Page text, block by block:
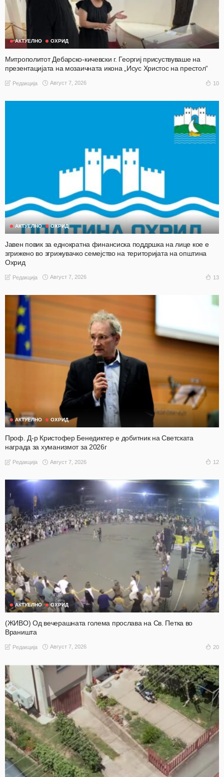
АКТУЕЛНО ОХРИД
Митрополитот Дебарско-кичевски г. Георгиј присуствуваше на
презентацијата на мозаичната икона „Исус Христос на престол“
Редакција Август 7, 2026 10
АКТУЕЛНО ОХРИД
Јавен повик за еднократна финансиска поддршка на лице кое е
згрижено во згрижувачко семејство на територијата на општина
Охрид
Редакција Август 7, 2026 13
АКТУЕЛНО ОХРИД
Проф. Д-р Кристофер Бенедиктер е добитник на Светската
награда за хуманизмот за 2026г
Редакција Август 7, 2026 12
АКТУЕЛНО ОХРИД
(ЖИВО) Од вечерашната голема прослава на Св. Петка во
Враништа
Редакција Август 7, 2026 20